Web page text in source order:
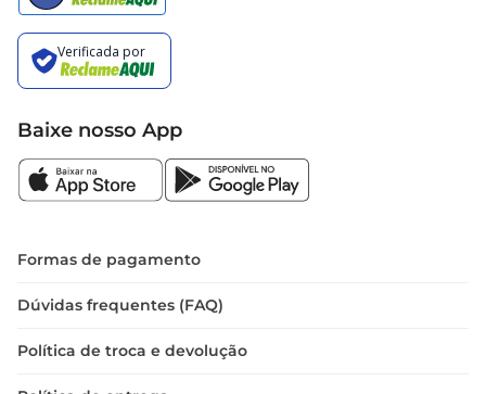
Baixe nosso App
Formas de pagamento
Dúvidas frequentes (FAQ)
Política de troca e devolução